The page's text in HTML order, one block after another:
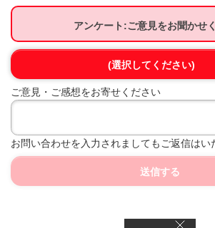
アンケート:ご意見をお聞かせ
(選択してください)
ご意見・ご感想をお寄せください
お問い合わせを入力されましてもご返信はい
送信する